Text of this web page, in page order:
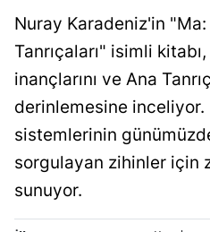
Nuray Karadeniz'in "Ma:
Tanrıçaları" isimli
inançlarını ve Ana
derinlemesine inceliyor.
sistemlerinin
sorgulayan zihinler için
sunuyor.